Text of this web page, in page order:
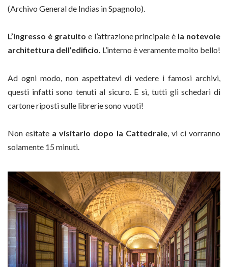
(Archivo General de Indias in Spagnolo).
L’ingresso è gratuito e l’attrazione principale è la notevole
architettura dell’edificio. L’interno è veramente molto bello!
Ad ogni modo, non aspettatevi di vedere i famosi archivi,
questi infatti sono tenuti al sicuro. E sì, tutti gli schedari di
cartone riposti sulle librerie sono vuoti!
Non esitate a visitarlo dopo la Cattedrale, vi ci vorranno
solamente 15 minuti.